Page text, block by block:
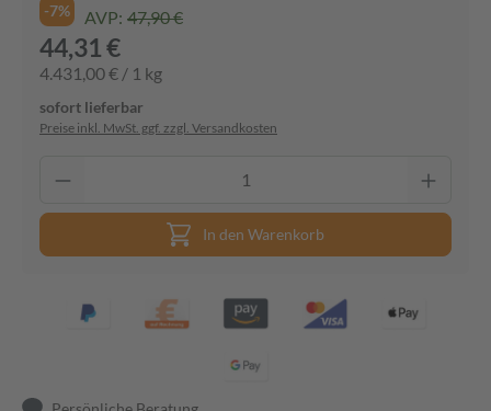
-7% AVP: 47,90 €
44,31 €
4.431,00 € / 1 kg
sofort lieferbar
Preise inkl. MwSt. ggf. zzgl. Versandkosten
In den Warenkorb